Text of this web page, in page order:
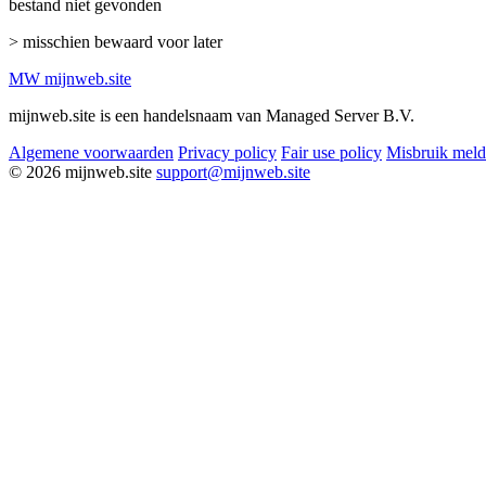
bestand niet gevonden
> misschien bewaard voor later
MW mijnweb.site
mijnweb.site is een handelsnaam van Managed Server B.V.
Algemene voorwaarden Privacy policy Fair use policy Misbruik
© 2026 mijnweb.site support@mijnweb.site